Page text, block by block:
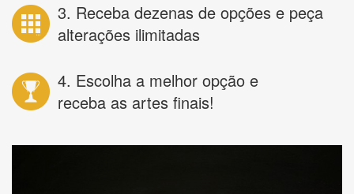
3. Receba dezenas de opções e peça
alterações ilimitadas
4. Escolha a melhor opção e
receba as artes finais!